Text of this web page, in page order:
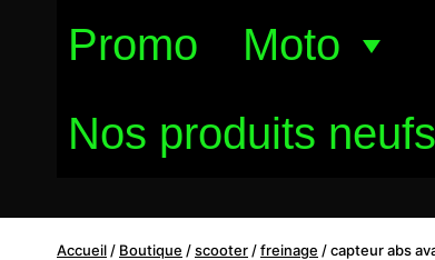
Promo Moto
Nos produits neufs
Accueil / Boutique /scooter /freinage /capteur abs